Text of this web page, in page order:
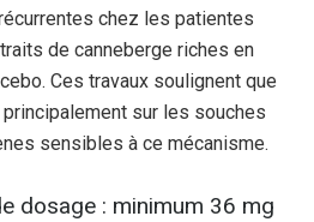
chez les patientes
de canneberge riches en
Ces travaux soulignent que
sur les souches
sensibles à ce mécanisme.
dosage : minimum 36 mg